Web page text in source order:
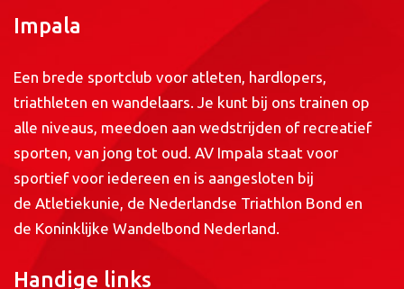
Impala
Een brede sportclub voor atleten, hardlopers,
triathleten en wandelaars. Je kunt bij ons trainen op
alle niveaus, meedoen aan wedstrijden of recreatief
sporten, van jong tot oud. AV Impala staat voor
sportief voor iedereen en is aangesloten bij
de Atletiekunie, de Nederlandse Triathlon Bond en
de Koninklijke Wandelbond Nederland.
Handige links